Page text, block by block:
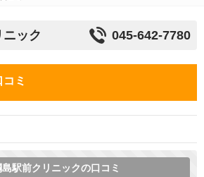
ック 045-642-7780
コミ
駅前クリニックの口コミ